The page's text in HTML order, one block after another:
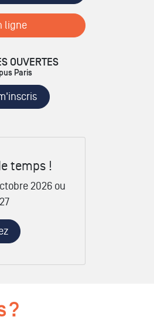
ligne
OUVERTES
Paris
temps !
2026 ou
?